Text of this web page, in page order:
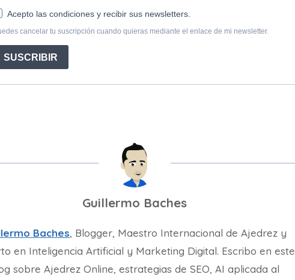
Guillermo Baches
Baches, Blogger, Maestro Internacional de Ajedrez y
en Inteligencia Artificial y Marketing Digital. Escribo en este
sobre Ajedrez Online, estrategias de SEO, AI aplicada al